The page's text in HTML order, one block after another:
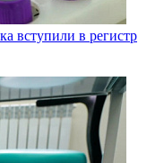
вступили в регистр